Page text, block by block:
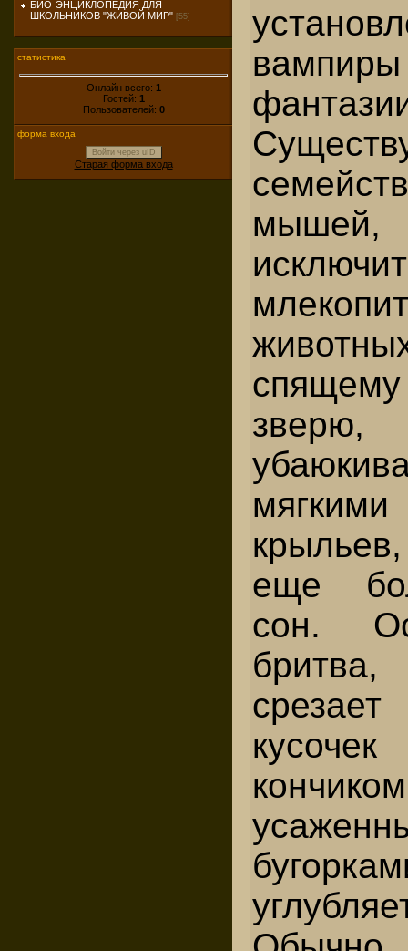
БИО-ЭНЦИКЛОПЕДИЯ ДЛЯ
ШКОЛЬНИКОВ "ЖИВОЙ МИР" [55]
статистика
Онлайн всего: 1
Гостей: 1
Пользователей: 0
форма входа
Войти через uID
Старая форма входа
мышей,
спящему
еще
сон.